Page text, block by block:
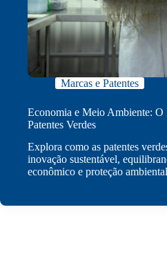
Marcas e Patentes
Economia e Meio Ambiente: O
Patentes Verdes
Explora como as patentes
inovação sustentável,
econômico e proteção